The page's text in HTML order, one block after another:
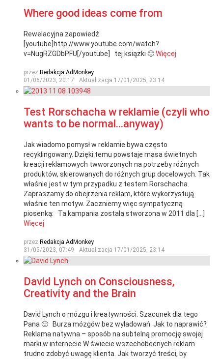
Where good ideas come from
Rewelacyjna zapowiedź
[youtube]http://www.youtube.com/watch?
v=NugRZGDbPFU[/youtube] tej książki 🙂Więcej
przez Redakcja AdMonkey
01/06/2023, 20:17
Aktualizacja 17/01/2025, 23:14
Test Rorschacha w reklamie (czyli who
wants to be normal…anyway)
Jak wiadomo pomysł w reklamie bywa często
recyklingowany. Dzięki temu powstaje masa świetnych
kreacji reklamowych twworzonych na potrzeby różnych
produktów, skierowanych do różnych grup docelowych. Tak
właśnie jest w tym przypadku z testem Rorschacha.
Zapraszamy do obejrzenia reklam, które wykorzystują
właśnie ten motyw. Zaczniemy więc sympatyczną
piosenką: Ta kampania została stworzona w 2011 dla […]
Więcej
przez Redakcja AdMonkey
31/05/2023, 07:49
Aktualizacja 17/01/2025, 23:14
David Lynch on Consciousness,
Creativity and the Brain
David Lynch o mózgu i kreatywności. Szacunek dla tego
Pana 🙂 Burza mózgów bez wyładowań. Jak to naprawić?
Reklama natywna – sposób na subtelną promocję swojej
marki w internecie W świecie wszechobecnych reklam
trudno zdobyć uwagę klienta. Jak tworzyć treści, by